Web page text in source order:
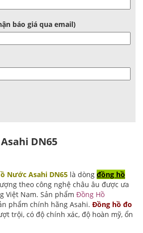
báo giá qua email)
DN65
Nước Asahi DN65 là dòng đồng hồ
theo công nghệ châu âu được ưa
Việt Nam. Sản phẩm Đồng Hồ
phẩm chính hãng Asahi. Đồng hồ đo
trội, có độ chính xác, độ hoàn mỹ, ổn